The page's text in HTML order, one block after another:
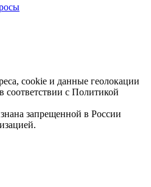
cookie и данные геолокации
соответствии с Политикой
запрещенной в России